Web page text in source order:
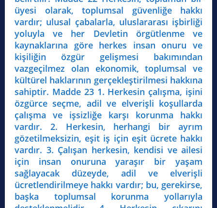
üyesi olarak, toplumsal güvenliğe hakkı
vardır; ulusal çabalarla, uluslararası işbirliği
yoluyla ve her Devletin örgütlenme ve
kaynaklarına göre herkes insan onuru ve
kişiliğin özgür gelişmesi bakımından
vazgeçilmez olan ekonomik, toplumsal ve
kültürel haklarının gerçekleştirilmesi hakkına
sahiptir. Madde 23 1. Herkesin çalışma, işini
özgürce seçme, adil ve elverişli koşullarda
çalışma ve işsizliğe karşı korunma hakkı
vardır. 2. Herkesin, herhangi bir ayrım
gözetilmeksizin, eşit iş için eşit ücrete hakkı
vardır. 3. Çalışan herkesin, kendisi ve ailesi
için insan onuruna yaraşır bir yaşam
sağlayacak düzeyde, adil ve elverişli
ücretlendirilmeye hakkı vardır; bu, gerekirse,
başka toplumsal korunma yollarıyla